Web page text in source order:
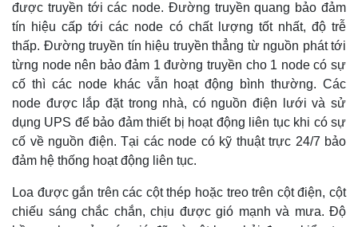
được truyền tới các node. Đường truyền quang bảo đảm
tín hiệu cấp tới các node có chất lượng tốt nhất, độ trễ
thấp. Đường truyền tín hiệu truyền thẳng từ nguồn phát tới
từng node nên bảo đảm 1 đường truyền cho 1 node có sự
cố thì các node khác vẫn hoạt động bình thường. Các
node được lắp đặt trong nhà, có nguồn điện lưới và sử
dụng UPS để bảo đảm thiết bị hoạt động liên tục khi có sự
cố về nguồn điện. Tại các node có kỹ thuật trực 24/7 bảo
đảm hệ thống hoạt động liên tục.
Loa được gắn trên các cột thép hoặc treo trên cột điện, cột
chiếu sáng chắc chắn, chịu được gió mạnh và mưa. Độ